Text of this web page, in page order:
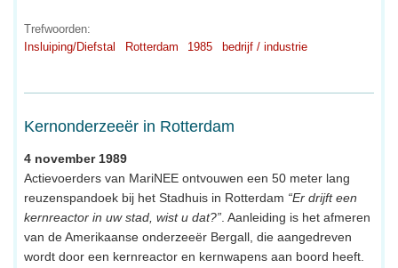
Trefwoorden:
Insluiping/Diefstal
Rotterdam 1985 bedrijf / industrie
Kernonderzeeër in Rotterdam
4 november 1989
Actievoerders van MariNEE ontvouwen een 50 meter lang
reuzenspandoek bij het Stadhuis in Rotterdam “Er drijft een
kernreactor in uw stad, wist u dat?” . Aanleiding is het afmeren
van de Amerikaanse onderzeeër Bergall, die aangedreven
wordt door een kernreactor en kernwapens aan boord heeft.